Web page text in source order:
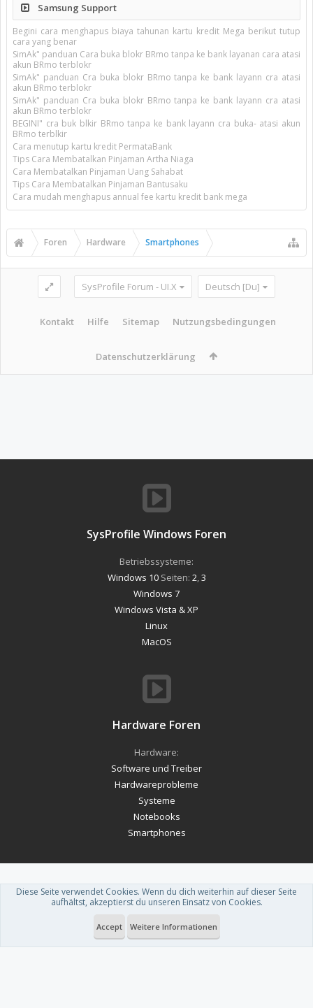
Samsung Support
Begini cara menghapus biaya tahunan kartu kredit Mega berikut tutup
cara yang benar
SimAk" panduan Cara buka blokr BRmo tanpa ke bank layanan cara atasi
akun BRmo terblokr
SimAk" panduan Cra buka blokr BRmo tanpa ke bank layann cra atasi
akun BRmo terblokr
SimAk" panduan Cra buka blokr BRmo tanpa ke bank layann cra atasi
akun BRmo terblokr
BEGINI" cra buk blkir BRmo tanpa ke bank layann cra buka- atasi akun
BRmo terblkir
Cara menutup kartu kredit PermataBank
Tips Cara Membatalkan Pinjaman Artha Niaga
Cara Membatalkan Pinjaman Uang Sahabat
Tips Cara Membatalkan Pinjaman Bantusaku
Cara mudah menghapus annual fee kartu kredit bank mega
Foren Hardware Smartphones
SysProfile Forum - UI.X Deutsch [Du]
Kontakt Hilfe Sitemap Nutzungsbedingungen
Datenschutzerklärung
SysProfile Windows Foren
Betriebssysteme:
Windows 10Seiten: 2,3
Windows 7
Windows Vista & XP
Linux
MacOS
Hardware Foren
Hardware:
Software und Treiber
Hardwareprobleme
Systeme
Notebooks
Smartphones
Forum software by XenForo™-Deutsch von xenDach
Theme designed by ThemeHouse.
Diese Seite verwendet Cookies. Wenn du dich weiterhin auf dieser Seite
aufhältst, akzeptierst du unseren Einsatz von Cookies.
Accept Weitere Informationen